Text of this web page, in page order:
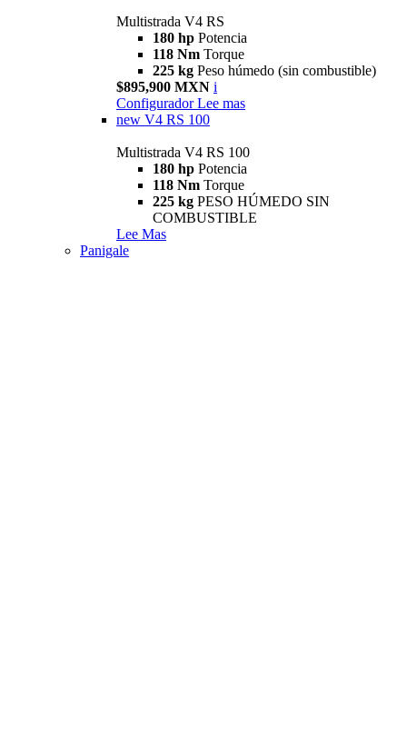
Multistrada V4 RS
180 hp Potencia
118 Nm Torque
225 kg Peso húmedo (sin combustible)
$895,900 MXN i
Configurador Lee mas
new V4 RS 100
Multistrada V4 RS 100
180 hp Potencia
118 Nm Torque
225 kg PESO HÚMEDO SIN
COMBUSTIBLE
Lee Mas
Panigale